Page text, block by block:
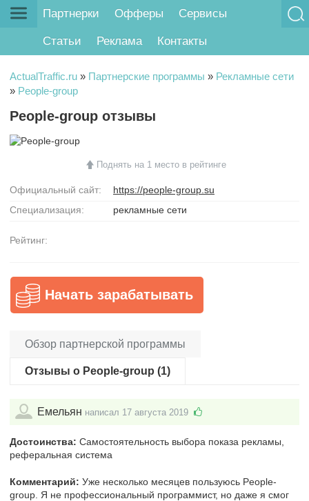
Партнерки Офферы Сервисы
Статьи Реклама Контакты
ActualTraffic.ru » Партнерские программы » Рекламные сети
» People-group
People-group отзывы
Поднять на 1 место в рейтинге
Официальный сайт:
https://people-group.su
Специализация:
рекламные сети
Рейтинг:
Начать зарабатывать
Обзор партнерской программы
Отзывы о People-group (1)
Емельян написал 17 августа 2019
Достоинства: Самостоятельность выбора показа рекламы,
реферальная система
Комментарий: Уже несколько месяцев пользуюсь People-
group. Я не профессиональный программист, но даже я смог